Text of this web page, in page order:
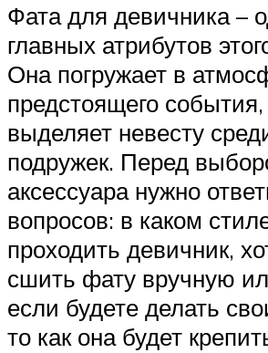
Фата для девичника –
главных атрибутов
Она погружает в
предстоящего
выделяет невесту
подружек. Перед
аксессуара нужно
вопросов: в каком
проходить девичник,
сшить фату вручную
если будете делать
то как она будет